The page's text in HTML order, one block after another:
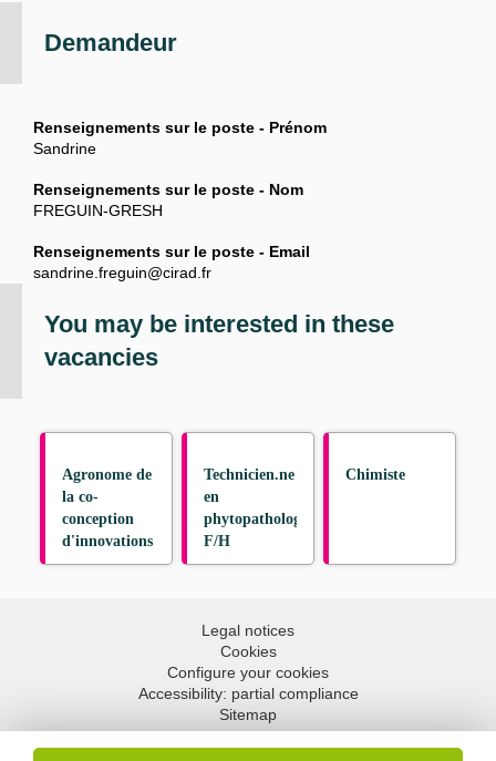
Demandeur
Renseignements sur le poste - Prénom
Sandrine
Renseignements sur le poste - Nom
FREGUIN-GRESH
Renseignements sur le poste - Email
sandrine.freguin@cirad.fr
You may be interested in these
vacancies
Agronome de
la co-
conception
d'innovations
couplées pour
Technicien.ne
en
phytopathologie
F/H
Chimiste
Legal notices
Cookies
Configure your cookies
Accessibility: partial compliance
Sitemap